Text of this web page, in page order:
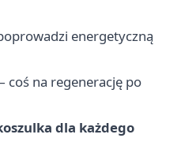
energetyczną
coś na regenerację po
dla każdego